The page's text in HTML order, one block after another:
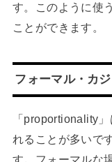
す。このように使
ことができます。
フォーマル・カ
「proportionality
れることが多いで
す。フォーマルな